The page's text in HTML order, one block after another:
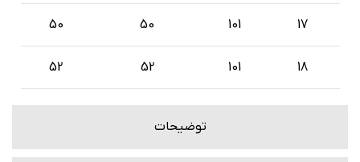
توضیحات
17
101
50
50
18
101
52
52